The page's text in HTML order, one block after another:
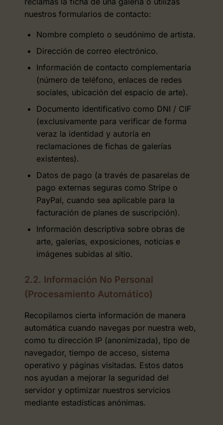
nuestros formularios de contacto:
Nombre completo o seudónimo de artista.
Dirección de correo electrónico.
Información de contacto complementaria
(número de teléfono, enlaces de redes
sociales, ubicación del espacio de arte).
Documento identificativo como DNI / CIF
(exclusivamente para verificar de forma
veraz la identidad y autoría en
reclamaciones de fichas de galerías
existentes).
Datos de pago (a través de pasarelas de
pago externas seguras como Stripe o
PayPal, cuando sea aplicable para la
facturación de planes de suscripción).
Información descriptiva sobre obras de
arte, galerías, exposiciones, noticias e
imágenes subidas al sitio.
2.2. Información No Personal
(Procesamiento Automático)
Recopilamos cierta información de manera
automática cuando navegas por nuestra web,
como tu dirección IP (anonimizada), tipo de
navegador, tiempo de acceso, sistema
operativo y páginas visitadas. Estos datos
nos ayudan a mejorar la seguridad del
servidor y optimizar nuestros servicios
mediante estadísticas anónimas.